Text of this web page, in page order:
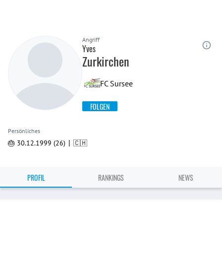
Angriff
Yves
Zurkirchen
FC Sursee
FOLGEN
Persönliches
🎂 30.12.1999 (26) | 🇨🇭
PROFIL RANKINGS NEWS